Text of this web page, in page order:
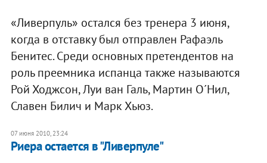
«Ливерпуль» остался без тренера 3 июня,
когда в отставку был отправлен Рафаэль
Бенитес. Среди основных претендентов на
роль преемника испанца также называются
Рой Ходжсон, Луи ван Галь, Мартин О´Нил,
Славен Билич и Марк Хьюз.
07 июня 2010, 23:24
Риера остается в "Ливерпуле"